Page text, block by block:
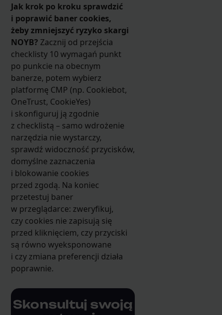
Jak krok po kroku sprawdzić
i poprawić baner cookies,
żeby zmniejszyć ryzyko skargi
NOYB? Zacznij od przejścia
checklisty 10 wymagań punkt
po punkcie na obecnym
banerze, potem wybierz
platformę CMP (np. Cookiebot,
OneTrust, CookieYes)
i skonfiguruj ją zgodnie
z checklistą – samo wdrożenie
narzędzia nie wystarczy,
sprawdź widoczność przycisków,
domyślne zaznaczenia
i blokowanie cookies
przed zgodą. Na koniec
przetestuj baner
w przeglądarce: zweryfikuj,
czy cookies nie zapisują się
przed kliknięciem, czy przyciski
są równo wyeksponowane
i czy zmiana preferencji działa
poprawnie.
Skonsultuj swoją